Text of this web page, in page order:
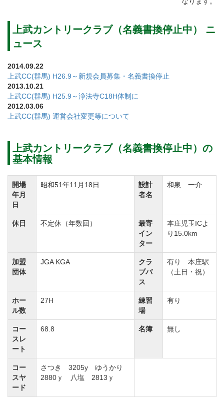
上武カントリークラブ（名義書換停止中） ニ
ュース
2014.09.22
上武CC(群馬) H26.9～新規会員募集・名義書換停止
2013.10.21
上武CC(群馬) H25.9～浄法寺C18H体制に
2012.03.06
上武CC(群馬) 運営会社変更等について
上武カントリークラブ（名義書換停止中）の
基本情報
開場
年月
日
昭和51年11月18日
設計
者名
和泉 一介
休日 不定休（年数回）
最寄
イン
ター
本庄児玉ICよ
り15.0km
加盟
団体
JGA KGA
クラ
ブバ
ス
有り 本庄駅
（土日・祝）
ホー
ル数
27H
練習
場
有り
コー
スレ
ート
68.8 名簿 無し
コー
スヤ
ード
さつき 3205y ゆうかり
2880ｙ 八塩 2813ｙ